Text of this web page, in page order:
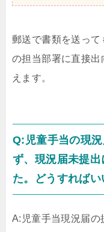
郵送で書類を送っ
の担当部署に直接出
えます。
Q:児童手当の現
ず、現況届未提
た。どうすればい
A:児童手当現況届の